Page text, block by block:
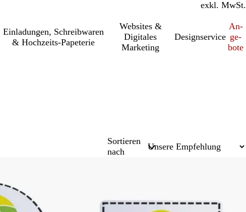
inkl. MwSt.
exkl. MwSt.
Einl­a­dung­en, Schreib­wa­ren
& Hochzeits-Papeterie
Websites &
Digitales
Marketing
Designservice
An­­
ge­­
bo­­te
Sortieren
nach